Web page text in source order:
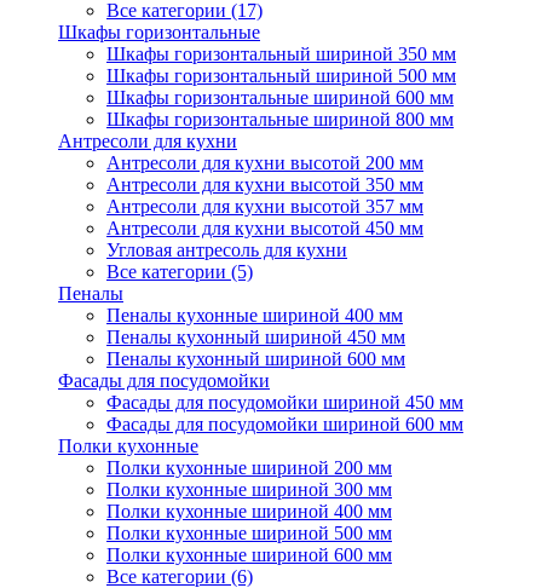
Все категории (17)
Шкафы горизонтальные
Шкафы горизонтальный шириной 350 мм
Шкафы горизонтальный шириной 500 мм
Шкафы горизонтальные шириной 600 мм
Шкафы горизонтальные шириной 800 мм
Антресоли для кухни
Антресоли для кухни высотой 200 мм
Антресоли для кухни высотой 350 мм
Антресоли для кухни высотой 357 мм
Антресоли для кухни высотой 450 мм
Угловая антресоль для кухни
Все категории (5)
Пеналы
Пеналы кухонные шириной 400 мм
Пеналы кухонный шириной 450 мм
Пеналы кухонный шириной 600 мм
Фасады для посудомойки
Фасады для посудомойки шириной 450 мм
Фасады для посудомойки шириной 600 мм
Полки кухонные
Полки кухонные шириной 200 мм
Полки кухонные шириной 300 мм
Полки кухонные шириной 400 мм
Полки кухонные шириной 500 мм
Полки кухонные шириной 600 мм
Все категории (6)